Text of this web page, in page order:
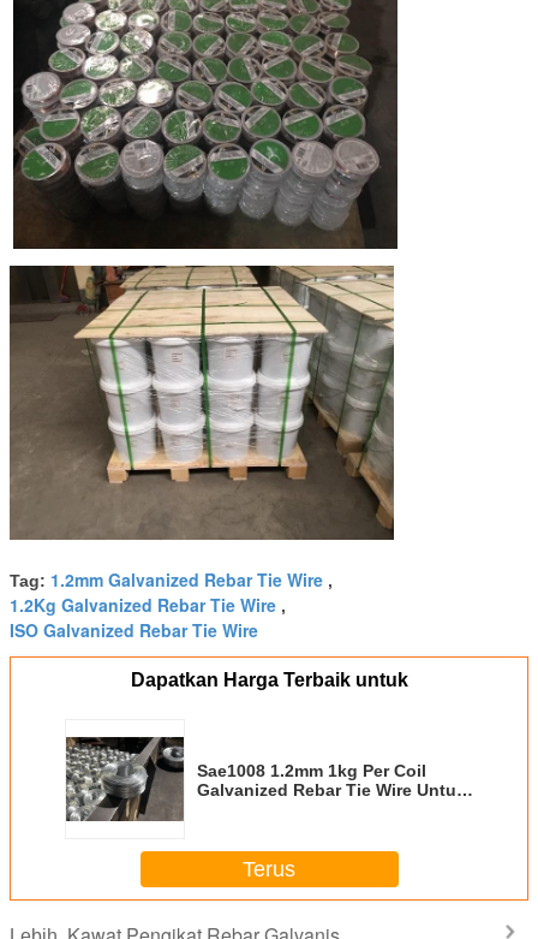
Tag: 1.2mm Galvanized Rebar Tie Wire ,
1.2Kg Galvanized Rebar Tie Wire ,
ISO Galvanized Rebar Tie Wire
Dapatkan Harga Terbaik untuk
Sae1008 1.2mm 1kg Per Coil
Galvanized Rebar Tie Wire Untuk
Terus